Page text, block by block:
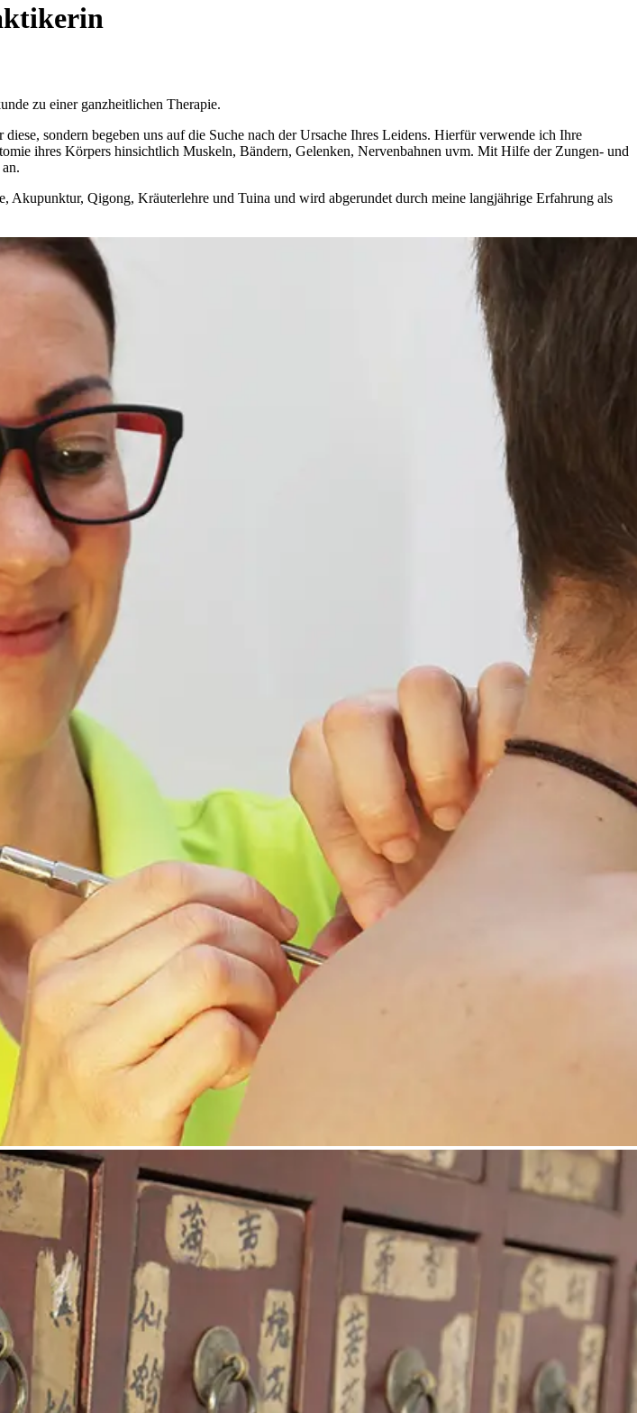
zu einer ganzheitlichen Therapie.
sondern begeben uns auf die Suche nach der Ursache Ihres Leidens. Hierfür verwende ich Ihre
ihres Körpers hinsichtlich Muskeln, Bändern, Gelenken, Nervenbahnen uvm. Mit Hilfe der Zungen- und
Qigong, Kräuterlehre und Tuina und wird abgerundet durch meine langjährige Erfahrung als